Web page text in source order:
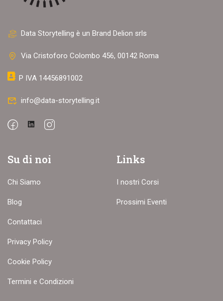
Data Storytelling è un Brand Delion srls
Via Cristoforo Colombo 456, 00142 Roma
P IVA 14456891002
info@data-storytelling.it
Su di noi
Chi Siamo
Blog
Contattaci
Privacy Policy
Cookie Policy
Termini e Condizioni
Links
I nostri Corsi
Prossimi Eventi